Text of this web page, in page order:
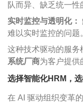
队而异、缺乏统一性
实时监控与透明化：
难以实时监控的问题
这种技术驱动的服务
系统厂商为客户提供
选择智能化HRM，
在 AI 驱动组织变革